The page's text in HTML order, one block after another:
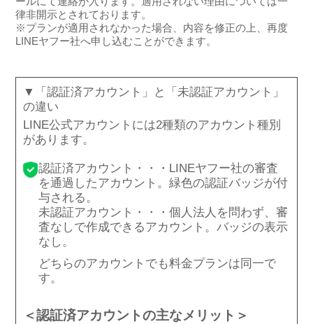
律非開示とされております。
※プランが適用されなかった場合、内容を修正の上、再度
LINEヤフー社へ申し込むことができます。
「認証済アカウント」と「未認証アカウント」
の違い
LINE公式アカウントには2種類のアカウント種別
があります。
認証済アカウント・・・LINEヤフー社の審査
を通過したアカウント。緑色の認証バッジが付
与される。
未認証アカウント・・・個人法人を問わず、審
査なしで作成できるアカウント。バッジの表示
なし。
どちらのアカウントでも料金プランは同一で
す。
＜認証済アカウントの主なメリット＞